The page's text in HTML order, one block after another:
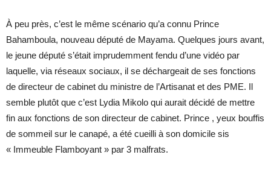
À peu près, c’est le même scénario qu’a connu Prince
Bahamboula, nouveau député de Mayama. Quelques jours avant,
le jeune député s’était imprudemment fendu d’une vidéo par
laquelle, via réseaux sociaux, il se déchargeait de ses fonctions
de directeur de cabinet du ministre de l’Artisanat et des PME. Il
semble plutôt que c’est Lydia Mikolo qui aurait décidé de mettre
fin aux fonctions de son directeur de cabinet. Prince , yeux bouffis
de sommeil sur le canapé, a été cueilli à son domicile sis
« Immeuble Flamboyant » par 3 malfrats.